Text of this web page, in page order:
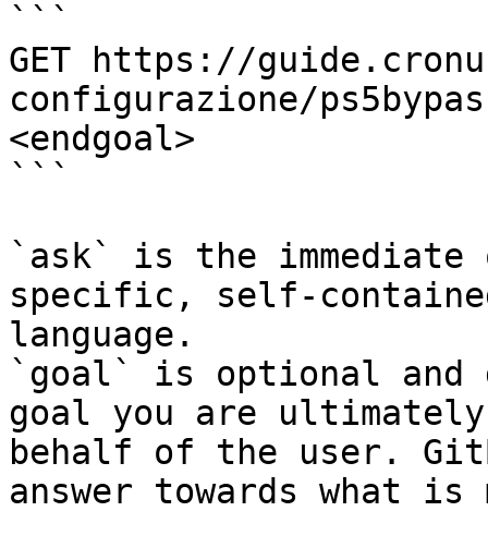
```
GET https://
configurazione/
<endgoal>
```
`ask` is the
specific, self-
language.
`goal` is optional and
goal you are
behalf of the user.
answer towards what